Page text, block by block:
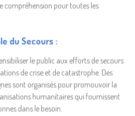
compréhension pour toutes les
du Secours :
le public aux efforts de secours
de crise et de catastrophe. Des
sont organisés pour promouvoir la
humanitaires qui fournissent
dans le besoin.